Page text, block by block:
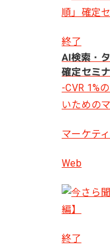
終了
AI検索・
確定セミ
-CVR 1%
いための
マーケテ
Web
終了